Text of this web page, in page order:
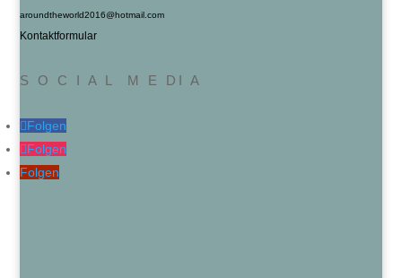
aroundtheworld2016@hotmail.com
Kontaktformular
S O C I A L M E DI A
Folgen
Folgen
Folgen